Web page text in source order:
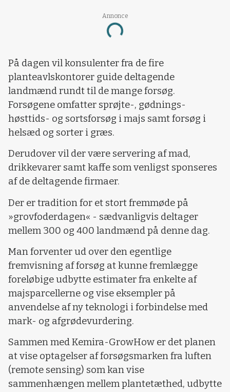
Annonce
Loading...
På dagen vil konsulenter fra de fire
planteavlskontorer guide deltagende
landmænd rundt til de mange forsøg.
Forsøgene omfatter sprøjte-, gødnings-
høsttids- og sortsforsøg i majs samt forsøg i
helsæd og sorter i græs.
Derudover vil der være servering af mad,
drikkevarer samt kaffe som venligst sponseres
af de deltagende firmaer.
Der er tradition for et stort fremmøde på
»grovfoderdagen« - sædvanligvis deltager
mellem 300 og 400 landmænd på denne dag.
Man forventer ud over den egentlige
fremvisning af forsøg at kunne fremlægge
foreløbige udbytte estimater fra enkelte af
majsparcellerne og vise eksempler på
anvendelse af ny teknologi i forbindelse med
mark- og afgrødevurdering.
Sammen med Kemira-GrowHow er det planen
at vise optagelser af forsøgsmarken fra luften
(remote sensing) som kan vise
sammenhængen mellem plantetæthed, udbytte